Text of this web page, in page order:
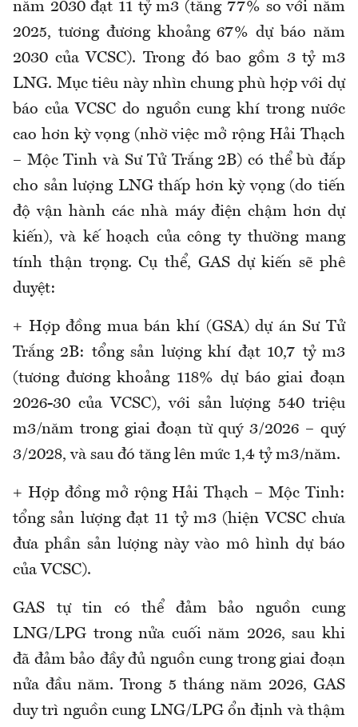
năm 2030 đạt 11 tỷ m3 (tăng 77% so với năm
2025, tương đương khoảng 67% dự báo năm
2030 của VCSC). Trong đó bao gồm 3 tỷ m3
LNG. Mục tiêu này nhìn chung phù hợp với dự
báo của VCSC do nguồn cung khí trong nước
cao hơn kỳ vọng (nhờ việc mở rộng Hải Thạch
– Mộc Tinh và Sư Tử Trắng 2B) có thể bù đắp
cho sản lượng LNG thấp hơn kỳ vọng (do tiến
độ vận hành các nhà máy điện chậm hơn dự
kiến), và kế hoạch của công ty thường mang
tính thận trọng. Cụ thể, GAS dự kiến sẽ phê
duyệt:
+ Hợp đồng mua bán khí (GSA) dự án Sư Tử
Trắng 2B: tổng sản lượng khí đạt 10,7 tỷ m3
(tương đương khoảng 118% dự báo giai đoạn
2026-30 của VCSC), với sản lượng 540 triệu
m3/năm trong giai đoạn từ quý 3/2026 – quý
3/2028, và sau đó tăng lên mức 1,4 tỷ m3/năm.
+ Hợp đồng mở rộng Hải Thạch – Mộc Tinh:
tổng sản lượng đạt 11 tỷ m3 (hiện VCSC chưa
đưa phần sản lượng này vào mô hình dự báo
của VCSC).
GAS tự tin có thể đảm bảo nguồn cung
LNG/LPG trong nửa cuối năm 2026, sau khi
đã đảm bảo đầy đủ nguồn cung trong giai đoạn
nửa đầu năm. Trong 5 tháng năm 2026, GAS
duy trì nguồn cung LNG/LPG ổn định và thậm